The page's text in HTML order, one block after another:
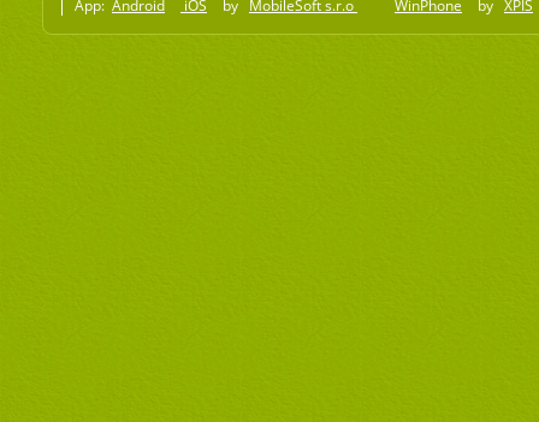
App: Android iOS by MobileSoft s.r.o WinPhone by XPIS